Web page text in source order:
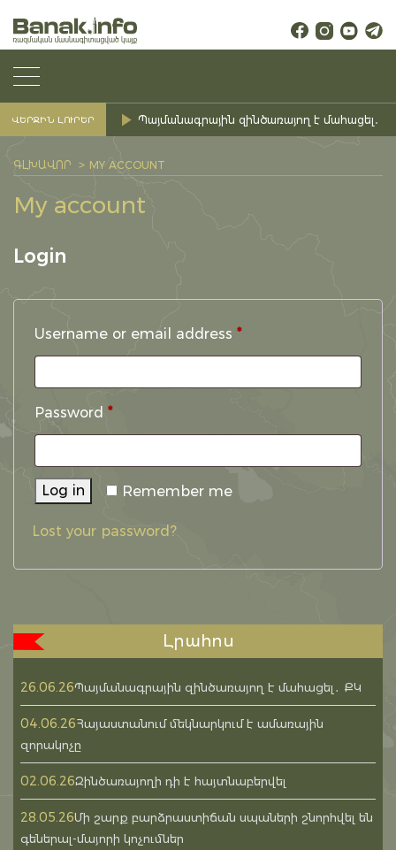
ՎԵՐՋԻՆ ԼՈՒՐԵՐ Պայմանագրային զինծառայող է մահացել․
ԳԼԽԱՎՈՐ MY ACCOUNT
My account
Login
Username or email address *Required
Password *Required
Remember me
Log in
Lost your password?
Լրահոս
26.06.26Պայմանագրային զինծառայող է մահացել․ ՔԿ
04.06.26Հայաստանում մեկնարկում է ամառային
զորակոչը
02.06.26Զինծառայողի դի է հայտնաբերվել
28.05.26Մի շարք բարձրաստիճան սպաների շնորհվել են
գեներալ-մայորի կոչումներ